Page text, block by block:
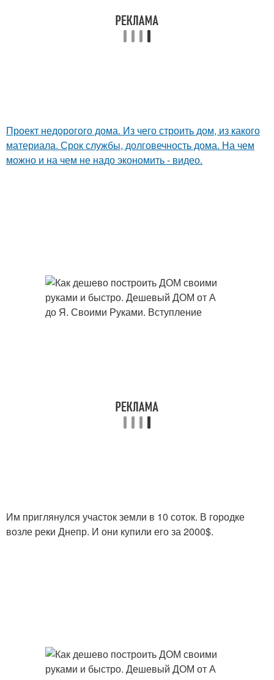
Проект недорогого дома. Из чего строить дом, из какого
материала. Срок службы, долговечность дома. На чем
можно и на чем не надо экономить - видео.
Им приглянулся участок земли в 10 соток. В городке
возле реки Днепр. И они купили его за 2000$.